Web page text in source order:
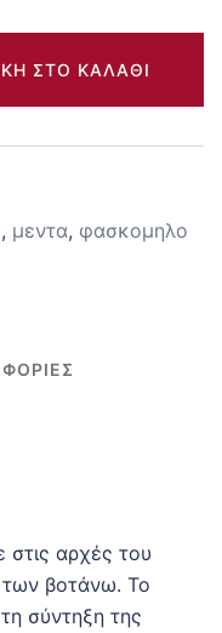
ΣΤΟ ΚΑΛΆΘΙ
, μεντα, φασκομηλο
στις αρχές του
των βοτάνω. Το
σύντηξη της